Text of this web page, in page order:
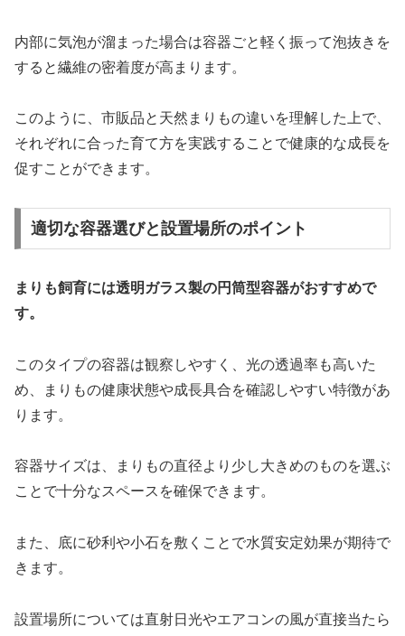
内部に気泡が溜まった場合は容器ごと軽く振って泡抜きを
すると繊維の密着度が高まります。
このように、市販品と天然まりもの違いを理解した上で、
それぞれに合った育て方を実践することで健康的な成長を
促すことができます。
適切な容器選びと設置場所のポイント
まりも飼育には透明ガラス製の円筒型容器がおすすめで
す。
このタイプの容器は観察しやすく、光の透過率も高いた
め、まりもの健康状態や成長具合を確認しやすい特徴があ
ります。
容器サイズは、まりもの直径より少し大きめのものを選ぶ
ことで十分なスペースを確保できます。
また、底に砂利や小石を敷くことで水質安定効果が期待で
きます。
設置場所については直射日光やエアコンの風が直接当たら